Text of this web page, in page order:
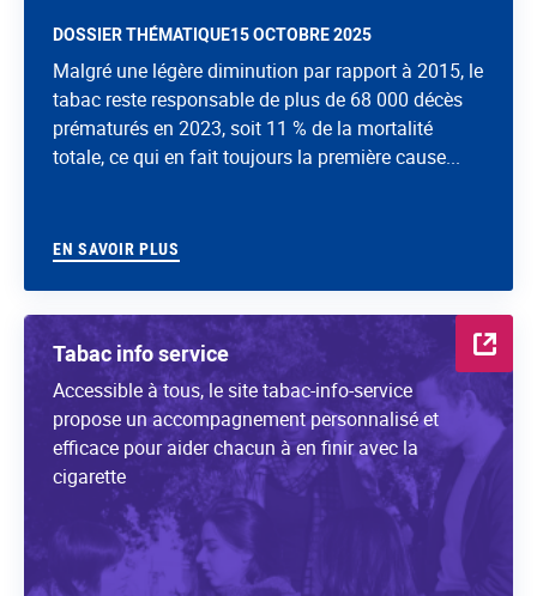
DOSSIER THÉMATIQUE15 OCTOBRE 2025
Malgré une légère diminution par rapport à 2015, le
tabac reste responsable de plus de 68 000 décès
prématurés en 2023, soit 11 % de la mortalité
totale, ce qui en fait toujours la première cause...
EN SAVOIR PLUS
Tabac info service
Accessible à tous, le site tabac-info-service
propose un accompagnement personnalisé et
efficace pour aider chacun à en finir avec la
cigarette